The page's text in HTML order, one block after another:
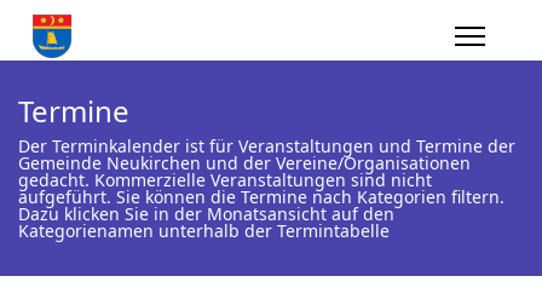
Termine
Der Terminkalender ist für Veranstaltungen und Termine der
Gemeinde Neukirchen und der Vereine/Organisationen
gedacht. Kommerzielle Veranstaltungen sind nicht
aufgeführt. Sie können die Termine nach Kategorien filtern.
Dazu klicken Sie in der Monatsansicht auf den
Kategorienamen unterhalb der Termintabelle